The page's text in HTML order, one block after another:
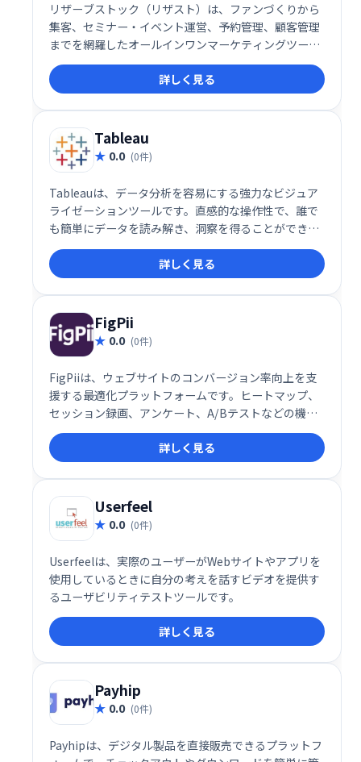
リザーブストック（リザスト）は、ファンづくりから
集客、セミナー・イベント運営、予約管理、顧客管理
までを網羅したオールインワンマーケティングツール
です。事務作業の効率化と顧客とのエンゲージメント
向上を実現し、ビジネス成長を強力にサポートしま
す。様々な機能を統合することで、業務負担を軽減
し、集客から顧客育成までを一元管理できます。
詳しく見る
Tableau
0.0 (0件)
Tableauは、データ分析を容易にする強力なビジュア
ライゼーションツールです。直感的な操作性で、誰で
も簡単にデータを読み解き、洞察を得ることができま
す。複雑なデータも分かりやすく表現し、よりデータ
ドリブンな意思決定を支援します。ビジネスの成長を
加速させる強力な武器として、Tableauをご活用くだ
さい。
詳しく見る
FigPii
0.0 (0件)
FigPiiは、ウェブサイトのコンバージョン率向上を支
援する最適化プラットフォームです。ヒートマップ、
セッション録画、アンケート、A/Bテストなどの機能
で、サイトの問題点を特定し、効果的な改善策を検証
できます。コンバージョンの増加を実現し、ビジネス
成長を促進します。
詳しく見る
Userfeel
0.0 (0件)
Userfeelは、実際のユーザーがWebサイトやアプリを
使用しているときに自分の考えを話すビデオを提供す
るユーザビリティテストツールです。
詳しく見る
Payhip
0.0 (0件)
Payhipは、デジタル製品を直接販売できるプラットフ